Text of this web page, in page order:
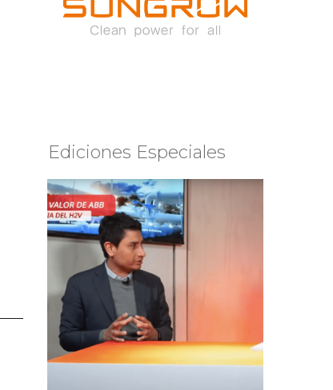
Ediciones Especiales